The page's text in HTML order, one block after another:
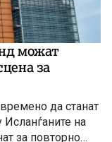
можат
за
да станат
Исланѓаните на
за повторно